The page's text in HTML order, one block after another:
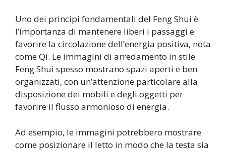
Uno dei principi fondamentali del Feng Shui è
l’importanza di mantenere liberi i passaggi e
favorire la circolazione dell’energia positiva, nota
come Qi. Le immagini di arredamento in stile
Feng Shui spesso mostrano spazi aperti e ben
organizzati, con un’attenzione particolare alla
disposizione dei mobili e degli oggetti per
favorire il flusso armonioso di energia.
Ad esempio, le immagini potrebbero mostrare
come posizionare il letto in modo che la testa sia